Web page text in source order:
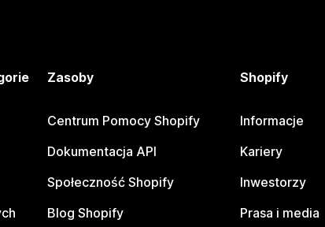
Zasoby
Centrum Pomocy Shopify
Dokumentacja API
Społeczność Shopify
Blog Shopify
Shopify
Informacje
Kariery
Inwestorzy
Prasa i media